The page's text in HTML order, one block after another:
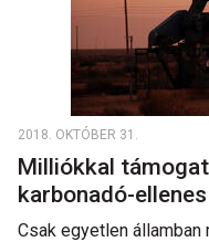
2018. OKTÓBER 31.
Milliókkal
karbonadó-
Csak egyetlen